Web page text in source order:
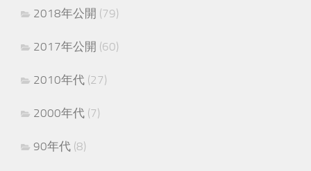
2018年公開 (79)
2017年公開 (60)
2010年代 (27)
2000年代 (7)
90年代 (8)